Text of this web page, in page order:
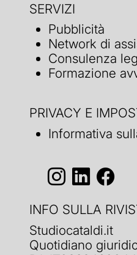
SERVIZI
Pubblicità
Network di
Consulenza
Formazione
PRIVACY E
Informativa
INFO SULLA
Studiocataldi.it
Quotidiano